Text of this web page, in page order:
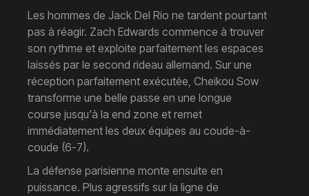
Les hommes de Jack Del Rio ne tardent pourtant
pas à réagir. Zach Edwards commence à trouver
son rythme et exploite parfaitement les espaces
laissés par le second rideau allemand. Sur une
réception parfaitement exécutée, Cheikou Sow
transforme une belle passe en une longue
course jusqu'à la end zone et remet
immédiatement les deux équipes au coude-à-
coude (6-7).
La défense parisienne monte ensuite en
puissance. Plus agressifs sur la ligne de